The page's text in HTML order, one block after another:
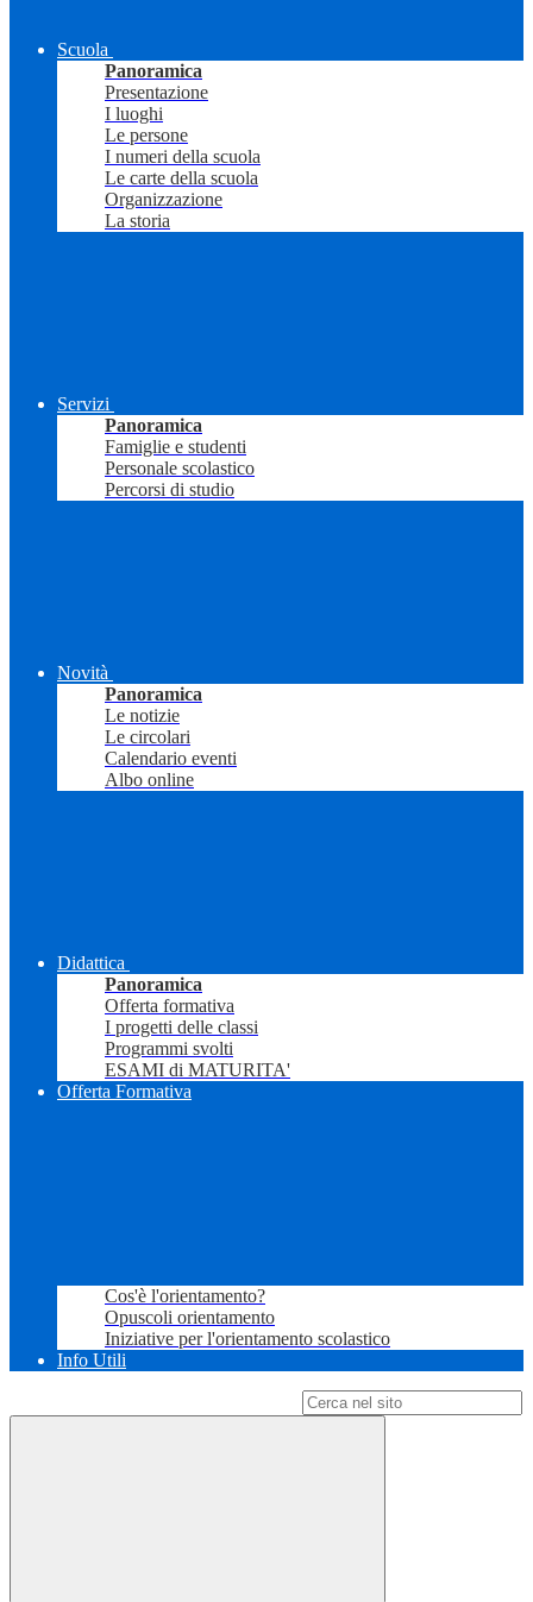
Scuola
Panoramica
Presentazione
I luoghi
Le persone
I numeri della scuola
Le carte della scuola
Organizzazione
La storia
Servizi
Panoramica
Famiglie e studenti
Personale scolastico
Percorsi di studio
Novità
Panoramica
Le notizie
Le circolari
Calendario eventi
Albo online
Didattica
Panoramica
Offerta formativa
I progetti delle classi
Programmi svolti
ESAMI di MATURITA'
Offerta Formativa
Cos'è l'orientamento?
Opuscoli orientamento
Iniziative per l'orientamento scolastico
Info Utili